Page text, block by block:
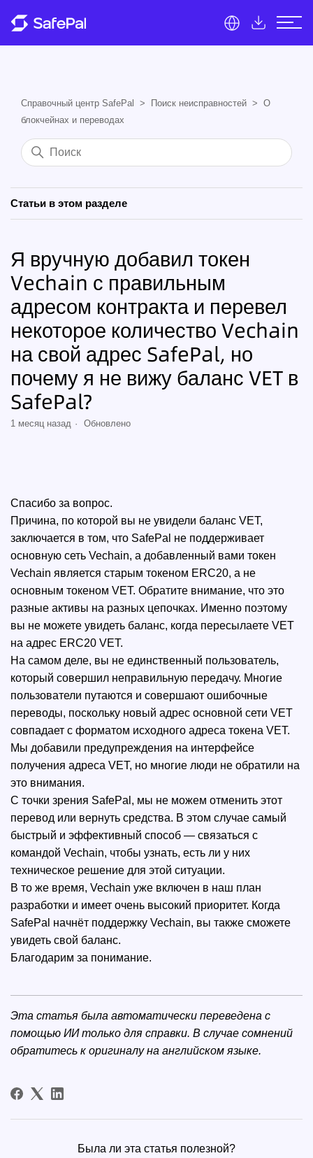
Справочный центр SafePal Поиск неисправностей
О
блокчейнах и переводах
Статьи в этом разделе
Я вручную добавил токен
Vechain с правильным
адресом контракта и перевел
некоторое количество Vechain
на свой адрес SafePal, но
почему я не вижу баланс VET в
SafePal?
1 месяц назад Обновлено
Спасибо за вопрос.
Причина, по которой вы не увидели баланс VET,
заключается в том, что SafePal не поддерживает
основную сеть Vechain, а добавленный вами токен
Vechain является старым токеном ERC20, а не
основным токеном VET. Обратите внимание, что это
разные активы на разных цепочках. Именно поэтому
вы не можете увидеть баланс, когда пересылаете VET
на адрес ERC20 VET.
На самом деле, вы не единственный пользователь,
который совершил неправильную передачу. Многие
пользователи путаются и совершают ошибочные
переводы, поскольку новый адрес основной сети VET
совпадает с форматом исходного адреса токена VET.
Мы добавили предупреждения на интерфейсе
получения адреса VET, но многие люди не обратили на
это внимания.
С точки зрения SafePal, мы не можем отменить этот
перевод или вернуть средства. В этом случае самый
быстрый и эффективный способ — связаться с
командой Vechain, чтобы узнать, есть ли у них
техническое решение для этой ситуации.
В то же время, Vechain уже включен в наш план
разработки и имеет очень высокий приоритет. Когда
SafePal начнёт поддержку Vechain, вы также сможете
увидеть свой баланс.
Благодарим за понимание.
Эта статья была автоматически переведена с
помощью ИИ только для справки. В случае сомнений
обратитесь к оригиналу на английском языке.
Была ли эта статья полезной?